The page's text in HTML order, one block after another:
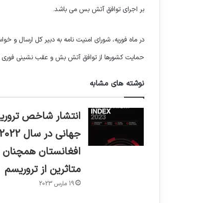
بر اجرای توافق آتش بس می باشد.
حمایت کشورها از توافق آتش بش و عقب نشینی فوری
نوشته های مشابه
انتشار شاخص
افغانستان
متاثرین از تروریسم
19 مارس 2023